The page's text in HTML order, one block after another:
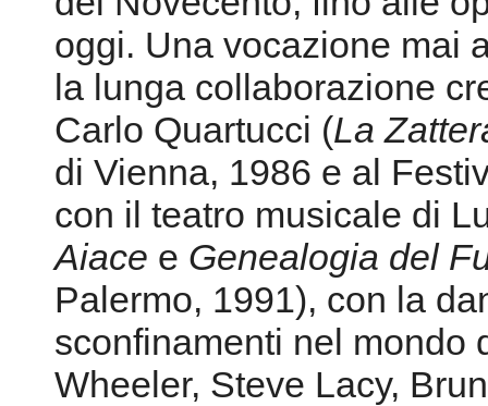
oggi. Una vocazione mai
la lunga collaborazione
Carlo Quartucci (La
di Vienna, 1986 e al
con il teatro musicale di
Aiace e Genealogia del
Palermo, 1991), con la
sconfinamenti nel mondo
Wheeler, Steve Lacy,